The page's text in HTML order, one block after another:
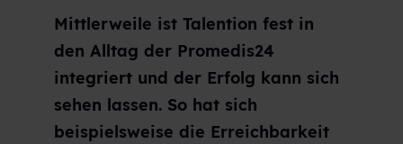
Mittlerweile ist Talention fest in
den Alltag der Promedis24
integriert und der Erfolg kann sich
sehen lassen. So hat sich
beispielsweise die Erreichbarkeit